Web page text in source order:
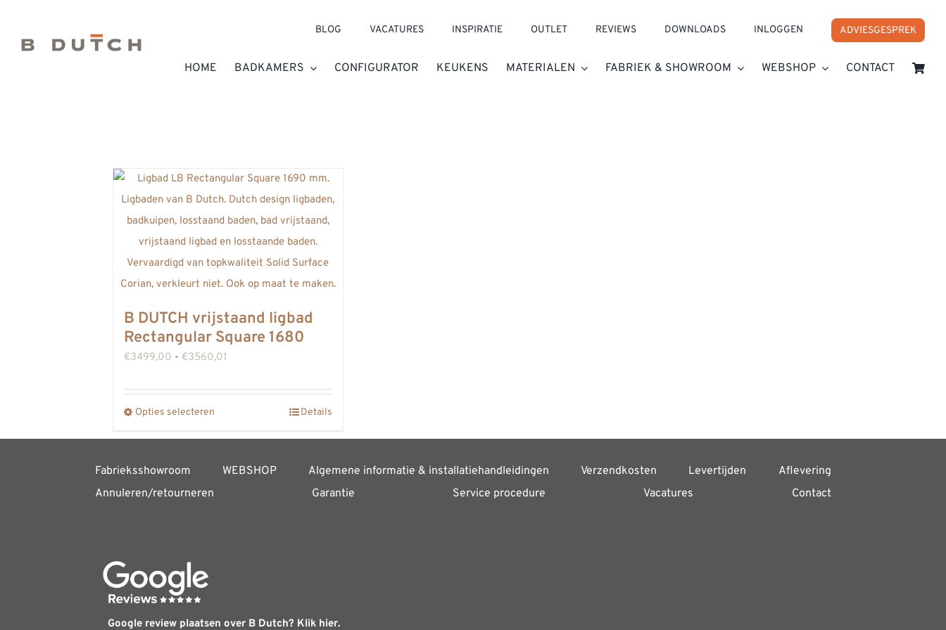
inhoud
BLOG VACATURES INSPIRATIE OUTLET REVIEWS DOWNLOADS INLOGGEN ADVIESGESPREK
HOME BADKAMERS CONFIGURATOR KEUKENS MATERIALEN FABRIEK & SHOWROOM WEBSHOP CONTACT
B DUTCH vrijstaand ligbad
Rectangular Square 1680
€3499,00 - €3560,01
tot
Opties selecteren
product
meerdere
op
Details
Fabrieksshowroom WEBSHOP Algemene informatie & installatiehandleidingen Verzendkosten Levertijden
Aflevering
Annuleren/retourneren
Garantie Service procedure Vacatures Contact
Google review plaatsen over B Dutch? Klik hier.